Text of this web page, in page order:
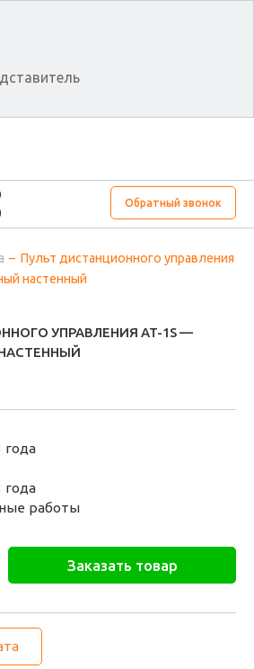
Обратный звонок
Пульт дистанционного управления
настенный
УПРАВЛЕНИЯ AT-1S —
года
года
работы
Заказать товар